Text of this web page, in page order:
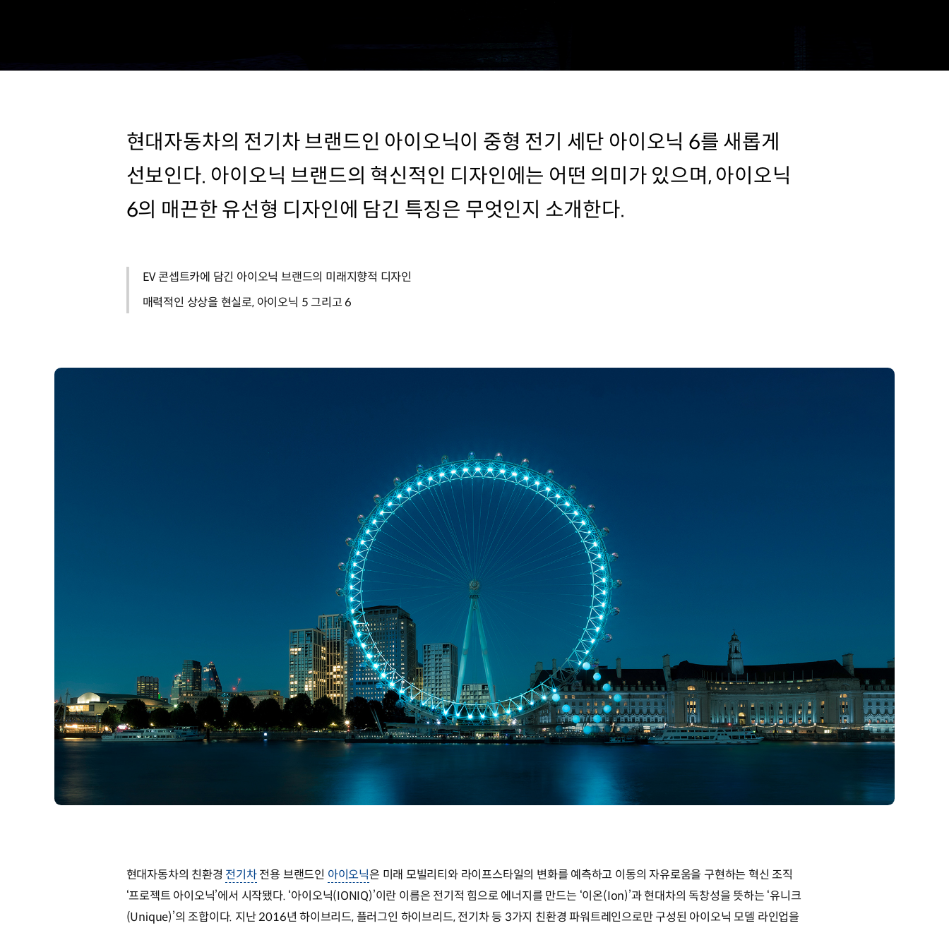
현대자동차의 전기차 브랜드인 아이오닉이 중형 전기 세단 아이오닉 6를 새롭게
선보인다. 아이오닉 브랜드의 혁신적인 디자인에는 어떤 의미가 있으며, 아이오닉
6의 매끈한 유선형 디자인에 담긴 특징은 무엇인지 소개한다.
EV 콘셉트카에 담긴 아이오닉 브랜드의 미래지향적 디자인
매력적인 상상을 현실로, 아이오닉 5 그리고 6
현대자동차의 친환경 전기차전용 브랜드인 아이오닉은 미래 모빌리티와 라이프스타일의 변화를 예측하고 이동의 자유로움을 구현하는 혁신 조직
‘프로젝트 아이오닉’에서 시작됐다. ‘아이오닉(IONIQ)’이란 이름은 전기적 힘으로 에너지를 만드는 ‘이온(Ion)’과 현대차의 독창성을 뜻하는 ‘유니크
(Unique)’의 조합이다. 지난 2016년 하이브리드, 플러그인 하이브리드, 전기차 등 3가지 친환경 파워트레인으로만 구성된 아이오닉 모델 라인업을